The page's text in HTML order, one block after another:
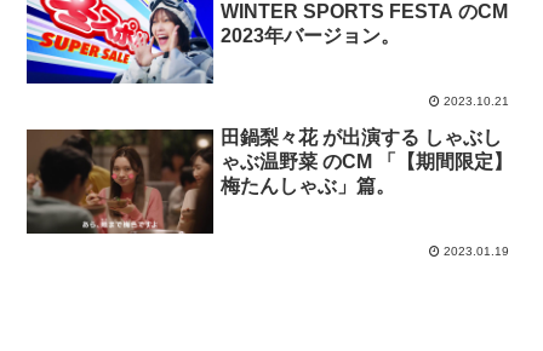
WINTER SPORTS FESTA のCM
2023年バージョン。
2023.10.21
田鍋梨々花 が出演する しゃぶし
ゃぶ温野菜 のCM 「【期間限定】
梅たんしゃぶ」篇。
2023.01.19